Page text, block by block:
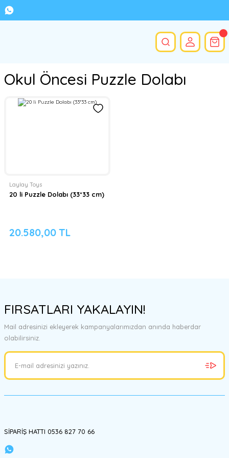
Okul Öncesi Puzzle Dolabı
Laylay Toys
20 li Puzzle Dolabı (33*33 cm)
20.580,00 TL
FIRSATLARI YAKALAYIN!
Mail adresinizi ekleyerek kampanyalarımızdan anında haberdar
olabilirsiniz.
SİPARİŞ HATTI 0536 827 70 66